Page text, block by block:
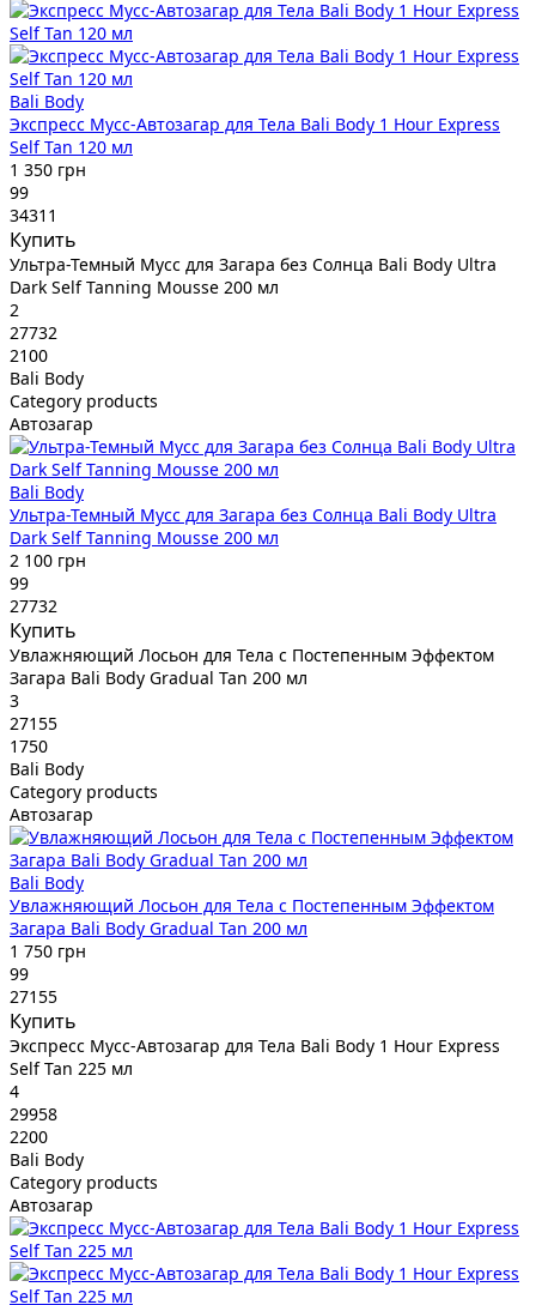
Bali Body
Экспресс Мусс-Автозагар для Тела Bali Body 1 Hour Express
Self Tan 120 мл
1 350 грн
99
34311
Купить
Ультра-Темный Мусс для Загара без Солнца Bali Body Ultra
Dark Self Tanning Mousse 200 мл
2
27732
2100
Bali Body
Category products
Автозагар
Bali Body
Ультра-Темный Мусс для Загара без Солнца Bali Body Ultra
Dark Self Tanning Mousse 200 мл
2 100 грн
99
27732
Купить
Увлажняющий Лосьон для Тела с Постепенным Эффектом
Загара Bali Body Gradual Tan 200 мл
3
27155
1750
Bali Body
Category products
Автозагар
Bali Body
Увлажняющий Лосьон для Тела с Постепенным Эффектом
Загара Bali Body Gradual Tan 200 мл
1 750 грн
99
27155
Купить
Экспресс Мусс-Автозагар для Тела Bali Body 1 Hour Express
Self Tan 225 мл
4
29958
2200
Bali Body
Category products
Автозагар